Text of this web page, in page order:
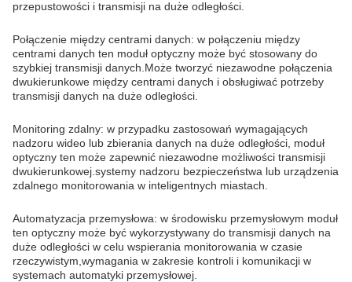
przepustowości i transmisji na duże odległości.
Połączenie między centrami danych: w połączeniu między
centrami danych ten moduł optyczny może być stosowany do
szybkiej transmisji danych.Może tworzyć niezawodne połączenia
dwukierunkowe między centrami danych i obsługiwać potrzeby
transmisji danych na duże odległości.
Monitoring zdalny: w przypadku zastosowań wymagających
nadzoru wideo lub zbierania danych na duże odległości, moduł
optyczny ten może zapewnić niezawodne możliwości transmisji
dwukierunkowej.systemy nadzoru bezpieczeństwa lub urządzenia
zdalnego monitorowania w inteligentnych miastach.
Automatyzacja przemysłowa: w środowisku przemysłowym moduł
ten optyczny może być wykorzystywany do transmisji danych na
duże odległości w celu wspierania monitorowania w czasie
rzeczywistym,wymagania w zakresie kontroli i komunikacji w
systemach automatyki przemysłowej.